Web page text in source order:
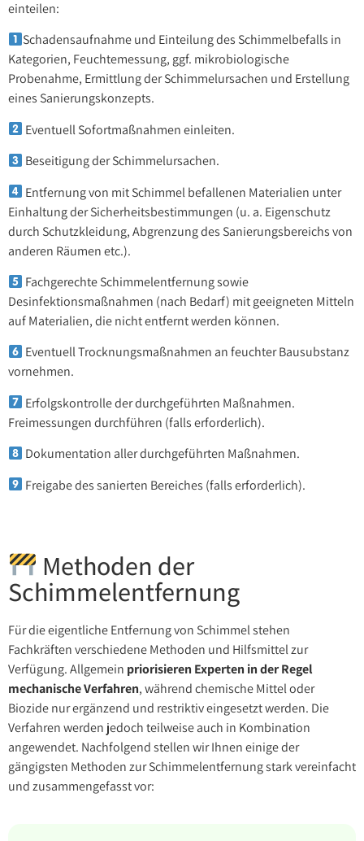
einteilen:
Schadensaufnahme und Einteilung des Schimmelbefalls in
Kategorien, Feuchtemessung, ggf. mikrobiologische
Probenahme, Ermittlung der Schimmelursachen und Erstellung
eines Sanierungskonzepts.
Eventuell Sofortmaßnahmen einleiten.
Beseitigung der Schimmelursachen.
Entfernung von mit Schimmel befallenen Materialien unter
Einhaltung der Sicherheitsbestimmungen (u. a. Eigenschutz
durch Schutzkleidung, Abgrenzung des Sanierungsbereichs von
anderen Räumen etc.).
Fachgerechte Schimmelentfernung sowie
Desinfektionsmaßnahmen (nach Bedarf) mit geeigneten Mitteln
auf Materialien, die nicht entfernt werden können.
Eventuell Trocknungsmaßnahmen an feuchter Bausubstanz
vornehmen.
Erfolgskontrolle der durchgeführten Maßnahmen.
Freimessungen durchführen (falls erforderlich).
Dokumentation aller durchgeführten Maßnahmen.
Freigabe des sanierten Bereiches (falls erforderlich).
Methoden der
Schimmelentfernung
Für die eigentliche Entfernung von Schimmel stehen
Fachkräften verschiedene Methoden und Hilfsmittel zur
Verfügung. Allgemein priorisieren Experten in der Regel
mechanische Verfahren, während chemische Mittel oder
Biozide nur ergänzend und restriktiv eingesetzt werden. Die
Verfahren werden jedoch teilweise auch in Kombination
angewendet. Nachfolgend stellen wir Ihnen einige der
gängigsten Methoden zur Schimmelentfernung stark vereinfacht
und zusammengefasst vor: